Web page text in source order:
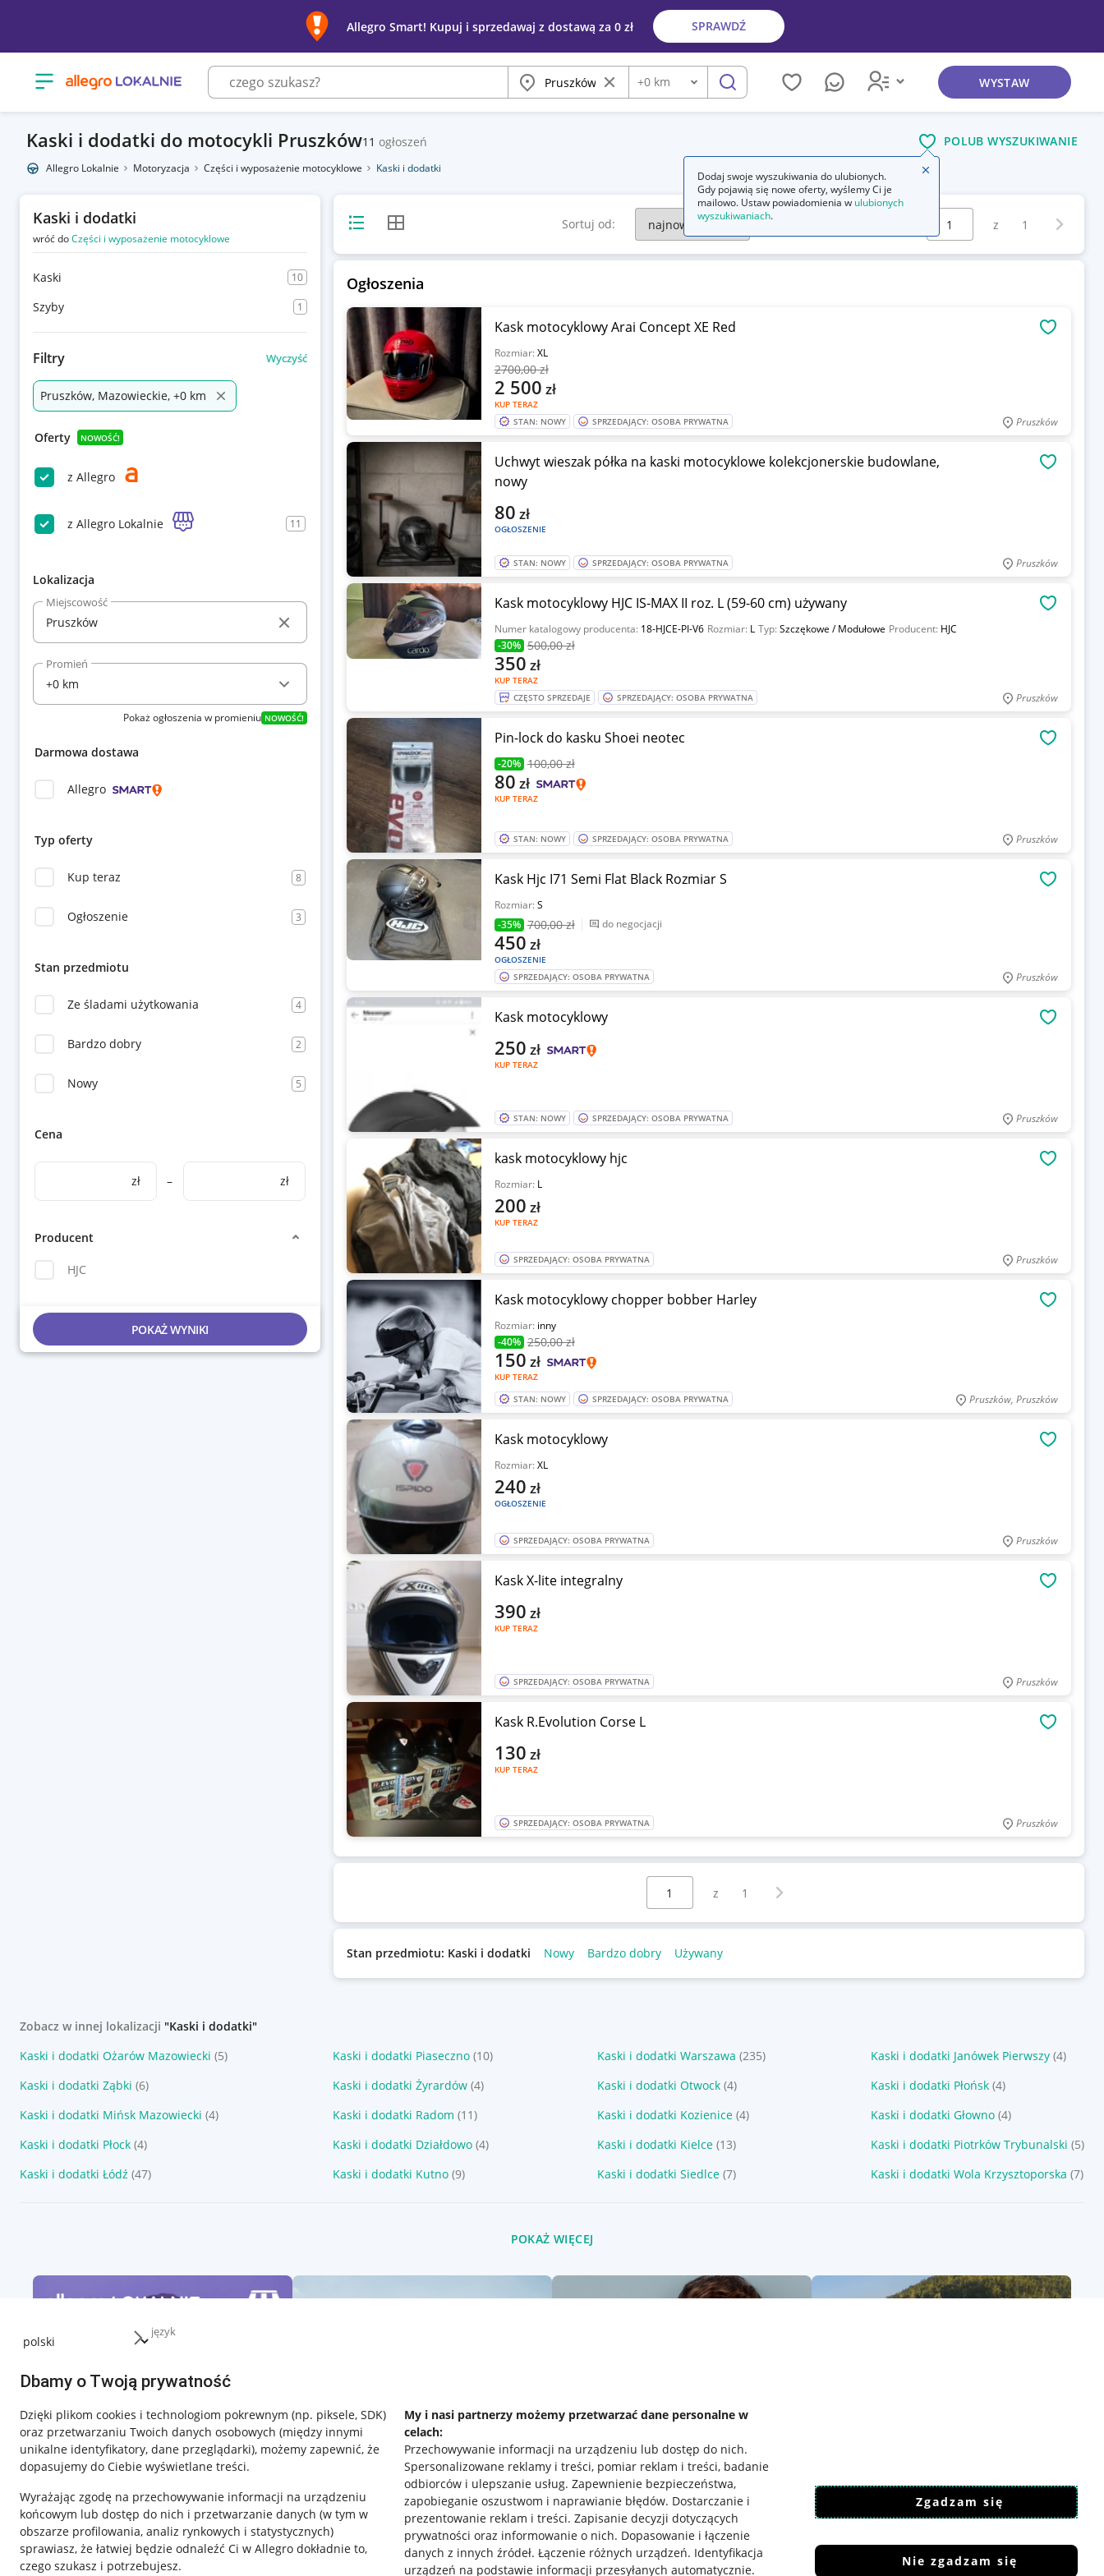
język
Dbamy o Twoją prywatność
Dzięki plikom cookies i technologiom pokrewnym (np. piksele, SDK)
oraz przetwarzaniu Twoich danych osobowych (między innymi
unikalne identyfikatory, dane przeglądarki), możemy zapewnić, że
dopasujemy do Ciebie wyświetlane treści.
Wyrażając zgodę na przechowywanie informacji na urządzeniu
końcowym lub dostęp do nich i przetwarzanie danych (w tym w
obszarze profilowania, analiz rynkowych i statystycznych)
sprawiasz, że łatwiej będzie odnaleźć Ci w Allegro dokładnie to,
czego szukasz i potrzebujesz.
My i nasi partnerzy możemy przetwarzać dane personalne w
celach:
Przechowywanie informacji na urządzeniu lub dostęp do nich.
Spersonalizowane reklamy i treści, pomiar reklam i treści, badanie
odbiorców i ulepszanie usług. Zapewnienie bezpieczeństwa,
zapobieganie oszustwom i naprawianie błędów. Dostarczanie i
prezentowanie reklam i treści. Zapisanie decyzji dotyczących
prywatności oraz informowanie o nich. Dopasowanie i łączenie
danych z innych źródeł. Łączenie różnych urządzeń. Identyfikacja
urządzeń na podstawie informacji przesyłanych automatycznie.
Zgadzam się
Nie zgadzam się
Allegro Smart! Kupuj i sprzedawaj z dostawą za 0 zł SPRAWDŹ
Otwórz menu z kategoriami Miasto Wyczyść frazę
Odległość
+0 km szukaj WYSTAW
Kaski i dodatki do motocykli Pruszków11 ogłoszeń POLUB WYSZUKIWANIE
Allegro Lokalnie Motoryzacja Części i wyposażenie motocyklowe Kaski i dodatki
Kaski i dodatki
wróć doCzęści i wyposażenie motocyklowe
Kaski 10
Szyby 1
Filtry Wyczyść
Pruszków, Mazowieckie, +0 km
Oferty NOWOŚĆ!
z Allegro
z Allegro Lokalnie 11
Lokalizacja
Miejscowość
Promień
Pokaż ogłoszenia w promieniu NOWOŚĆ!
Darmowa dostawa
Allegro
Typ oferty
Kup teraz 8
Ogłoszenie 3
Stan przedmiotu
Ze śladami użytkowania 4
Bardzo dobry 2
Nowy 5
Cena
zł – zł
Producent
HJC
POKAŻ WYNIKI
Widok listyWidok siatki Sortuj od:
Wybierz stronę:
z 1
Ogłoszenia
Kask motocyklowy Arai Concept XE Red
Rozmiar:XL
2700,00 zł
KUP TERAZ
2 500 zł
STAN: NOWY SPRZEDAJĄCY: OSOBA PRYWATNA Pruszków
Uchwyt wieszak półka na kaski motocyklowe kolekcjonerskie budowlane,
nowy
OGŁOSZENIE
80 zł
STAN: NOWY SPRZEDAJĄCY: OSOBA PRYWATNA Pruszków
Kask motocyklowy HJC IS-MAX II roz. L (59-60 cm) używany
Numer katalogowy producenta: 18-HJCE-PI-V6 Rozmiar: L Typ:Szczękowe / Modułowe Producent: HJC
-30% 500,00 zł
KUP TERAZ
350 zł
CZĘSTO SPRZEDAJE SPRZEDAJĄCY: OSOBA PRYWATNA Pruszków
Pin-lock do kasku Shoei neotec
-20% 100,00 zł
KUP TERAZ
80 zł
STAN: NOWY SPRZEDAJĄCY: OSOBA PRYWATNA Pruszków
Kask Hjc I71 Semi Flat Black Rozmiar S
Rozmiar:S
-35% 700,00 zł do negocjacji
OGŁOSZENIE
450 zł
SPRZEDAJĄCY: OSOBA PRYWATNA Pruszków
Kask motocyklowy
KUP TERAZ
250 zł
STAN: NOWY SPRZEDAJĄCY: OSOBA PRYWATNA Pruszków
kask motocyklowy hjc
Rozmiar: L
KUP TERAZ
200 zł
SPRZEDAJĄCY: OSOBA PRYWATNA Pruszków
Kask motocyklowy chopper bobber Harley
Rozmiar: inny
-40% 250,00 zł
KUP TERAZ
150 zł
STAN: NOWY SPRZEDAJĄCY: OSOBA PRYWATNA Pruszków, Pruszków
Kask motocyklowy
Rozmiar:XL
OGŁOSZENIE
240 zł
SPRZEDAJĄCY: OSOBA PRYWATNA Pruszków
Kask X-lite integralny
KUP TERAZ
390 zł
SPRZEDAJĄCY: OSOBA PRYWATNA Pruszków
Kask R.Evolution Corse L
KUP TERAZ
130 zł
SPRZEDAJĄCY: OSOBA PRYWATNA Pruszków
z 1 Następna strona
Stan przedmiotu: Kaski i dodatki Nowy Bardzo dobry Używany
Zobacz w innej lokalizacji "Kaski i dodatki"
Kaski i dodatki Ożarów Mazowiecki (5) Kaski i dodatki Piaseczno (10) Kaski i dodatki Warszawa (235) Kaski i dodatki Janówek Pierwszy (4)
Kaski i dodatki Ząbki (6) Kaski i dodatki Żyrardów (4) Kaski i dodatki Otwock (4) Kaski i dodatki Płońsk (4)
Kaski i dodatki Mińsk Mazowiecki (4) Kaski i dodatki Radom (11) Kaski i dodatki Kozienice (4) Kaski i dodatki Głowno (4)
Kaski i dodatki Płock (4) Kaski i dodatki Działdowo (4) Kaski i dodatki Kielce (13) Kaski i dodatki Piotrków Trybunalski (5)
Kaski i dodatki Łódź (47) Kaski i dodatki Kutno (9) Kaski i dodatki Siedlce (7) Kaski i dodatki Wola Krzysztoporska (7)
POKAŻ WIĘCEJ
Przydatne informacje Pobierz aplikację
Dodaj swoje wyszukiwania do ulubionych.
Gdy pojawią się nowe oferty, wyślemy Ci je
mailowo. Ustaw powiadomienia w ulubionych
wyszukiwaniach.
Zamknij wskazówkę